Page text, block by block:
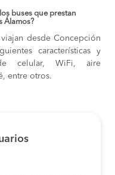
buses que prestan
Álamos?
desde Concepción
características y
celular, WiFi, aire
entre otros.